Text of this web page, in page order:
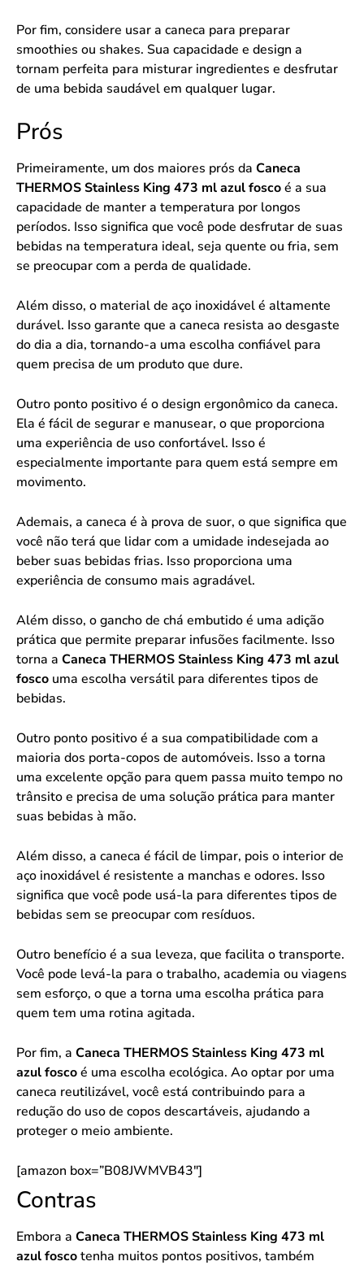
Por fim, considere usar a caneca para preparar
smoothies ou shakes. Sua capacidade e design a
tornam perfeita para misturar ingredientes e desfrutar
de uma bebida saudável em qualquer lugar.
Prós
Primeiramente, um dos maiores prós da Caneca
THERMOS Stainless King 473 ml azul foscoé a sua
capacidade de manter a temperatura por longos
períodos. Isso significa que você pode desfrutar de suas
bebidas na temperatura ideal, seja quente ou fria, sem
se preocupar com a perda de qualidade.
Além disso, o material de aço inoxidável é altamente
durável. Isso garante que a caneca resista ao desgaste
do dia a dia, tornando-a uma escolha confiável para
quem precisa de um produto que dure.
Outro ponto positivo é o design ergonômico da caneca.
Ela é fácil de segurar e manusear, o que proporciona
uma experiência de uso confortável. Isso é
especialmente importante para quem está sempre em
movimento.
Ademais, a caneca é à prova de suor, o que significa que
você não terá que lidar com a umidade indesejada ao
beber suas bebidas frias. Isso proporciona uma
experiência de consumo mais agradável.
Além disso, o gancho de chá embutido é uma adição
prática que permite preparar infusões facilmente. Isso
torna a Caneca THERMOS Stainless King 473 ml azul
fosco uma escolha versátil para diferentes tipos de
bebidas.
Outro ponto positivo é a sua compatibilidade com a
maioria dos porta-copos de automóveis. Isso a torna
uma excelente opção para quem passa muito tempo no
trânsito e precisa de uma solução prática para manter
suas bebidas à mão.
Além disso, a caneca é fácil de limpar, pois o interior de
aço inoxidável é resistente a manchas e odores. Isso
significa que você pode usá-la para diferentes tipos de
bebidas sem se preocupar com resíduos.
Outro benefício é a sua leveza, que facilita o transporte.
Você pode levá-la para o trabalho, academia ou viagens
sem esforço, o que a torna uma escolha prática para
quem tem uma rotina agitada.
Por fim, a Caneca THERMOS Stainless King 473 ml
azul foscoé uma escolha ecológica. Ao optar por uma
caneca reutilizável, você está contribuindo para a
redução do uso de copos descartáveis, ajudando a
proteger o meio ambiente.
[amazon box=”B08JWMVB43″]
Contras
Embora a Caneca THERMOS Stainless King 473 ml
azul foscotenha muitos pontos positivos, também